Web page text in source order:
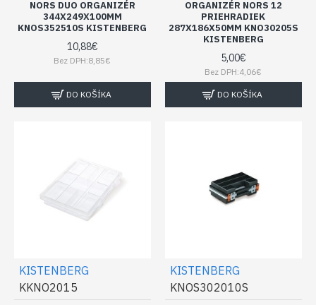
NORS DUO ORGANIZÉR
344X249X100MM
KNOS352510S KISTENBERG
10,88€
Bez DPH:8,85€
DO KOŠÍKA
ORGANIZÉR NORS 12
PRIEHRADIEK
287X186X50MM KNO30205S
KISTENBERG
5,00€
Bez DPH:4,06€
DO KOŠÍKA
KISTENBERG
KKNO2015
KISTENBERG
KNOS302010S